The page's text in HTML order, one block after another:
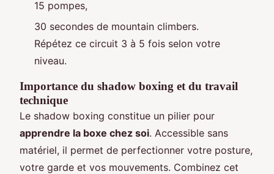
15 pompes,
30 secondes de mountain climbers.
Répétez ce circuit 3 à 5 fois selon votre
niveau.
Importance du shadow boxing et du travail
technique
Le shadow boxing constitue un pilier pour
apprendre la boxe chez soi. Accessible sans
matériel, il permet de perfectionner votre posture,
votre garde et vos mouvements. Combinez cet